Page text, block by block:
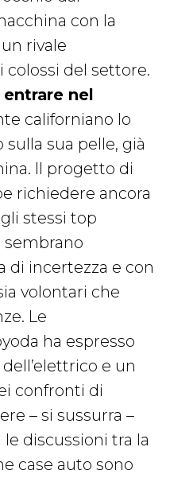
con la
rivale
del settore.
nel
californiano lo
sua pelle, già
Il progetto di
richiedere ancora
stessi top
di incertezza e con
volontari che
Le
ha espresso
e un
confronti di
– si sussurra –
discussioni tra la
case auto sono